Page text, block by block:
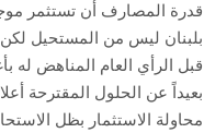
قدرة المصارف أن تستثمر
بلبنان ليس من المستحيل
قبل الرأي العام المناهض له
بعيداً عن الحلول المقترحة
محاولة الاستثمار بظل